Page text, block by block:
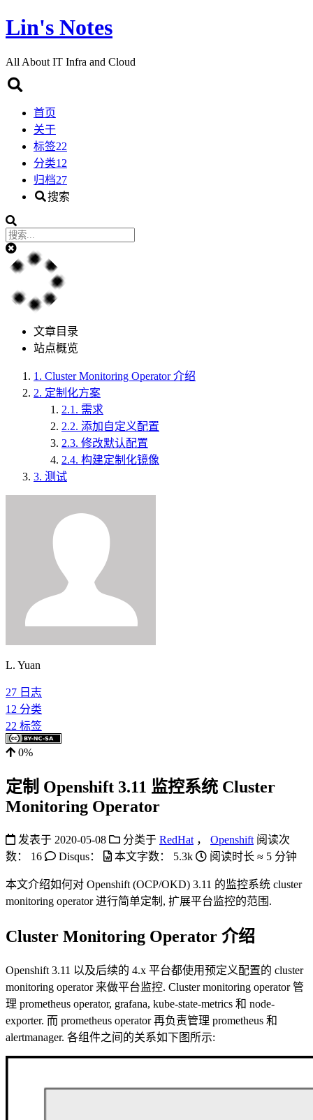
Lin's Notes
All About IT Infra and Cloud
首页
关于
标签22
分类12
归档27
搜索
文章目录
站点概览
1. Cluster Monitoring Operator 介绍
2. 定制化方案
2.1. 需求
2.2. 添加自定义配置
2.3. 修改默认配置
2.4. 构建定制化镜像
3. 测试
L. Yuan
27 日志
12 分类
22 标签
0%
定制 Openshift 3.11 监控系统 Cluster
Monitoring Operator
发表于 2020-05-08 分类于 RedHat ， Openshift 阅读次
数：
16 Disqus： 本文字数： 5.3k 阅读时长 ≈ 5 分钟
本文介绍如何对 Openshift (OCP/OKD) 3.11 的监控系统 cluster
monitoring operator 进行简单定制, 扩展平台监控的范围.
Cluster Monitoring Operator 介绍
Openshift 3.11 以及后续的 4.x 平台都使用预定义配置的 cluster
monitoring operator 来做平台监控. Cluster monitoring operator 管
理 prometheus operator, grafana, kube-state-metrics 和 node-
exporter. 而 prometheus operator 再负责管理 prometheus 和
alertmanager. 各组件之间的关系如下图所示: